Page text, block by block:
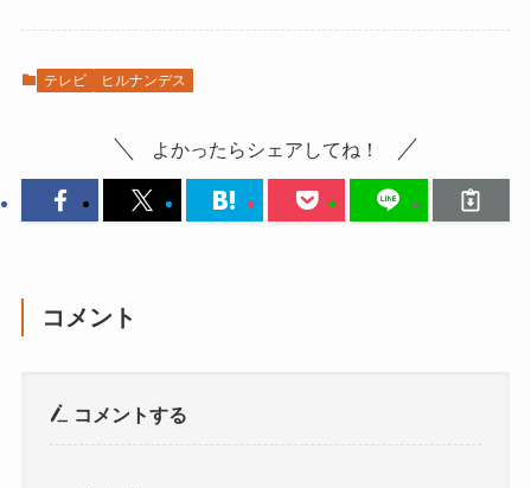
テレビ ヒルナンデス
よかったらシェアしてね！
コメント
コメントする